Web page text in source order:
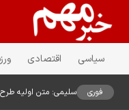
سیاسی اقتصادی
فوری سلیمی: متن اولیه